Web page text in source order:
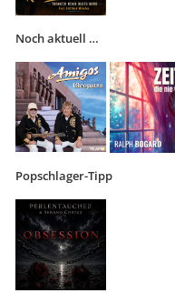
Noch aktuell …
Popschlager-Tipp